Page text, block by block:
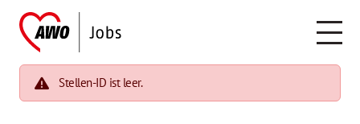
Stellen-ID ist leer.